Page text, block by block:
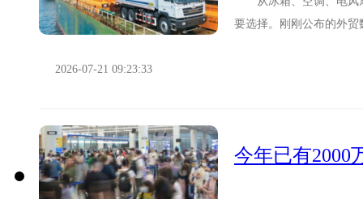
要选择。刚刚公布的外
2026-07-21 09:23:33
今年已有2000